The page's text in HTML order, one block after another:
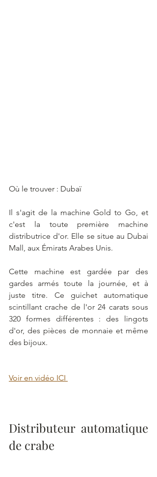
Où le trouver : Dubaï
Il s'agit de la machine Gold to Go, et
c'est la toute première machine
distributrice d'or. Elle se situe au Dubai
Mall, aux Émirats Arabes Unis.
Cette machine est gardée par des
gardes armés toute la journée, et à
juste titre. Ce guichet automatique
scintillant crache de l'or 24 carats sous
320 formes différentes : des lingots
d'or, des pièces de monnaie et même
des bijoux.
Voir en vidéo ICI
Distributeur automatique
de crabe